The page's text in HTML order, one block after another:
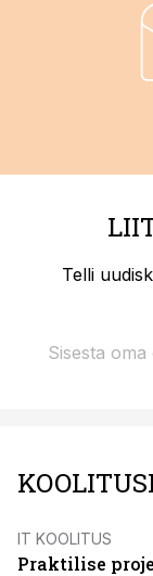
ja oma
Telli
IT KOOLITUS
Praktilise